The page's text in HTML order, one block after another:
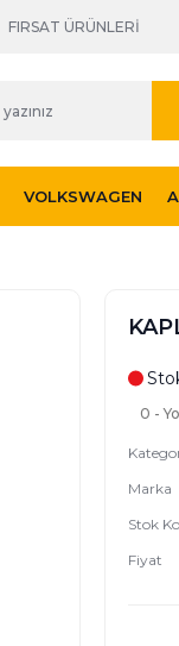
FIRSAT ÜRÜNLERİ
VOLKSWAGEN
0 -
Marka
Stok
Fiyat